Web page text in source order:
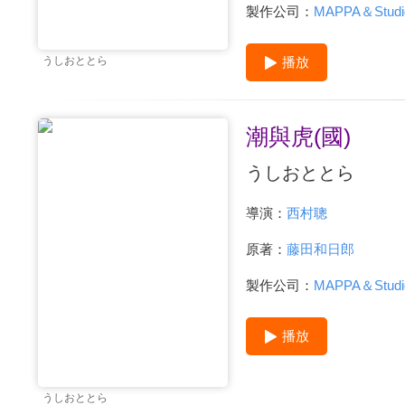
うしおととら
製作公司： MAPPA＆
播放
うしおととら
潮與虎(國)
うしおととら
導演： 西村聰
原著： 藤田和日郎
製作公司： MAPPA＆
播放